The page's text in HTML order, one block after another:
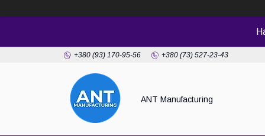
+380 (93) 170-95-56 +380 (73) 527-23-43
ANT Manufacturing